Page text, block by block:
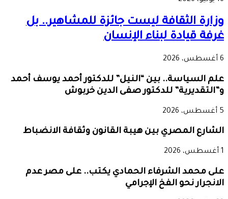
وزارة الثقافة ليست جائزة للمشاهير.. بل
غرفة قيادة لبناء الإنسان
6 أغسطس، 2026
علم السياسة.. بين “النيل” للدكتور أحمد يوسف أحمد
و”التقديرية” للدكتور صفى الدين خربوش
5 أغسطس، 2026
الشارع المصري بين هيبة القانون وثقافة الانضباط
1 أغسطس، 2026
على محمد الشرفاء الحمادي يكتب.. على مصر عدم
الانجرار نحو الفخ الإجرامي